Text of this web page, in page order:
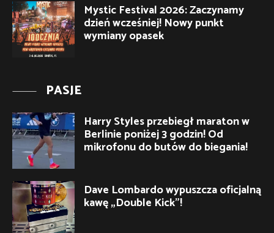
Mystic Festival 2026: Zaczynamy
dzień wcześniej! Nowy punkt
wymiany opasek
PASJE
Harry Styles przebiegł maraton w
Berlinie poniżej 3 godzin! Od
mikrofonu do butów do biegania!
Dave Lombardo wypuszcza oficjalną
kawę „Double Kick”!